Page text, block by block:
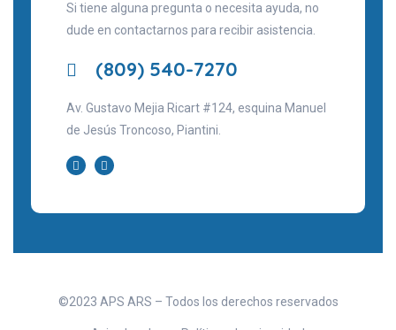
Si tiene alguna pregunta o necesita ayuda, no
dude en contactarnos para recibir asistencia.
(809) 540-7270
Av. Gustavo Mejia Ricart #124, esquina Manuel
de Jesús Troncoso, Piantini.
©2023 APS ARS – Todos los derechos reservados